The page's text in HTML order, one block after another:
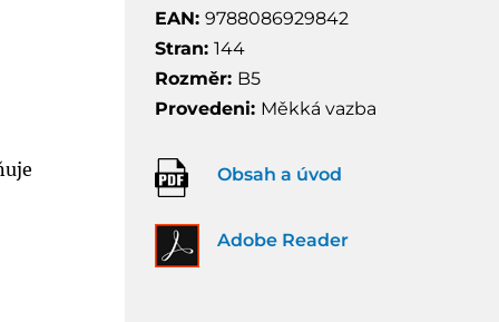
EAN: 9788086929842
Stran: 144
Rozměr: B5
Provedeni: Měkká vazba
Obsah a úvod
Adobe Reader